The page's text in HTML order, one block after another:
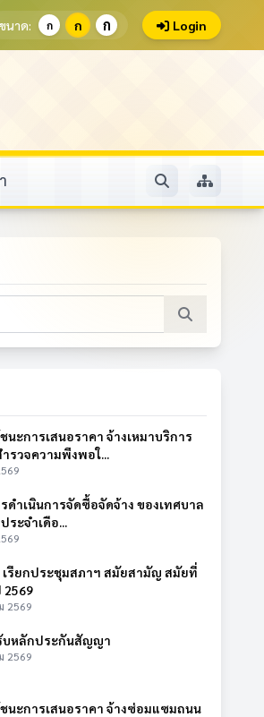
ขนาด: ก ก ก Login
นะการเสนอราคา จ้างเหมาบริการ
รวจความพึงพอใ...
ดำเนินการจัดซื้อจัดจ้าง ของเทศบาล
ระจำเดือ...
รียกประชุมสภาฯ สมัยสามัญ สมัยที่
2569
2569
บหลักประกันสัญญา
2569
นะการเสนอราคา จ้างซ่อมแซมถนน